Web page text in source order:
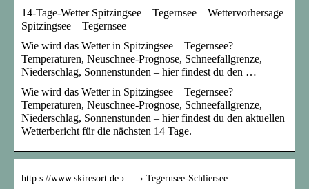
14-Tage-Wetter Spitzingsee – Tegernsee – Wettervorhersage
Spitzingsee – Tegernsee
Wie wird das Wetter in Spitzingsee – Tegernsee?
Temperaturen, Neuschnee-Prognose, Schneefallgrenze,
Niederschlag, Sonnenstunden – hier findest du den …
Wie wird das Wetter in Spitzingsee – Tegernsee?
Temperaturen, Neuschnee-Prognose, Schneefallgrenze,
Niederschlag, Sonnenstunden – hier findest du den aktuellen
Wetterbericht für die nächsten 14 Tage.
http s://www.skiresort.de › … › Tegernsee-Schliersee